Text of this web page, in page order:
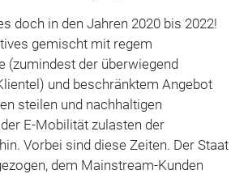
doch in den Jahren 2020 bis 2022!
gemischt mit regem
(zumindest der überwiegend
und beschränktem Angebot
steilen und nachhaltigen
E-Mobilität zulasten der
Vorbei sind diese Zeiten. Der Staat
dem Mainstream-Kunden